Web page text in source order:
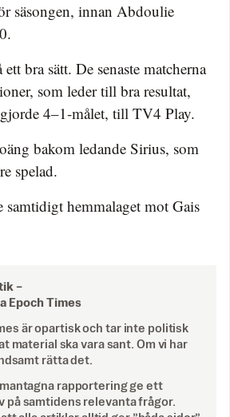
säsongen, innan Abdoulie
bra sätt. De senaste matcherna
som leder till bra resultat,
4–1-målet, till TV4 Play.
bakom ledande Sirius, som
spelad.
samtidigt hemmalaget mot Gais
–
Epoch Times
är opartisk och tar inte politisk
material ska vara sant. Om vi har
rätta det.
rapportering ge ett
på samtidens relevanta frågor.